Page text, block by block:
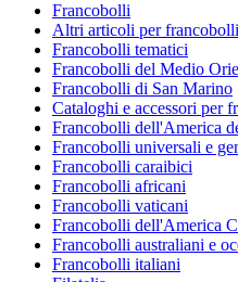
Francobolli
Altri articoli per francobolli
Francobolli tematici
Francobolli del Medio
Francobolli di San Marino
Cataloghi e accessori per
Francobolli dell'America
Francobolli universali e
Francobolli caraibici
Francobolli africani
Francobolli vaticani
Francobolli dell'America
Francobolli australiani e
Francobolli italiani